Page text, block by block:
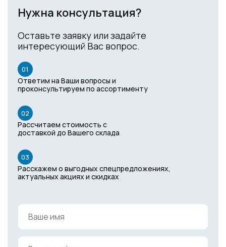
Нужна консультация?
Оставьте заявку или задайте
интересующий Вас вопрос.
01
Ответим на Ваши вопросы и
проконсультируем по ассортименту
02
Рассчитаем стоимость с
доставкой до Вашего склада
03
Расскажем о выгодных спецпредложениях,
актуальных акциях и скидках